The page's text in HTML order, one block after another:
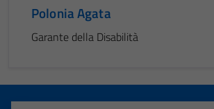
Polonia Agata
Garante della Disabilità